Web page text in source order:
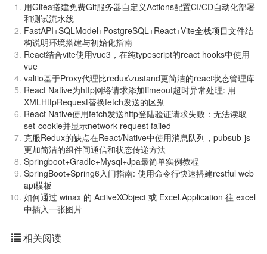
用Gitea搭建免费Git服务器自定义Actions配置CI/CD自动化部署
和测试流水线
FastAPI+SQLModel+PostgreSQL+React+Vite全栈项目文件结
构说明环境搭建与初始化指南
React结合vite使用vue3，在纯typescript的react hooks中使用
vue
valtio基于Proxy代理比redux\zustand更简洁的react状态管理库
React Native为http网络请求添加timeout超时异常处理: 用
XMLHttpRequest替换fetch发送的区别
React Native使用fetch发送http登陆验证请求失败：无法读取
set-cookie并显示network request failed
克服Redux的缺点在React/Native中使用消息队列，pubsub-js
更加简洁的组件间通信和状态传递方法
Springboot+Gradle+Mysql+Jpa最简单实例教程
SpringBoot+Spring6入门指南: 使用命令行快速搭建restful web
api模板
如何通过 winax 的 ActiveXObject 或 Excel.Application 往 excel
中插入一张图片
相关阅读